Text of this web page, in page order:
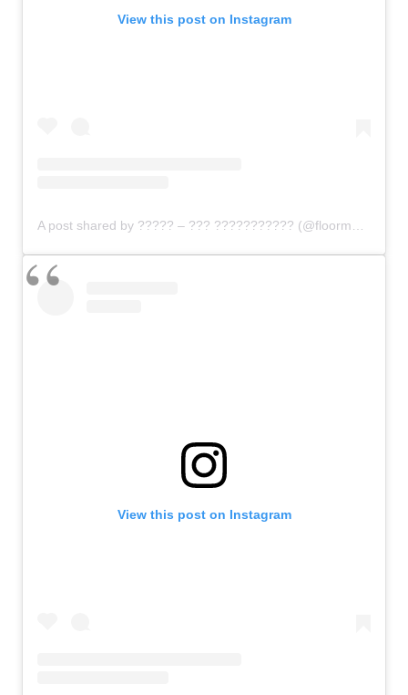
View this post on Instagram
A post shared by ????? – ??? ??????????? (@floormasselink)
View this post on Instagram